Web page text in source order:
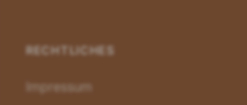
RECHTLICHES
Impressum